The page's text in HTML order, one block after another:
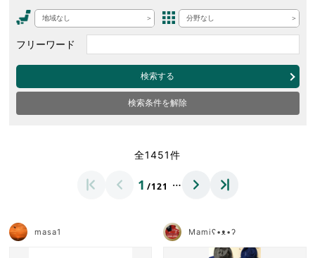
地域なし 分野なし
フリーワード
検索する
検索条件を解除
全1451件
1 /121 …
masa1 Mamiʕ•ᴥ•ʔ